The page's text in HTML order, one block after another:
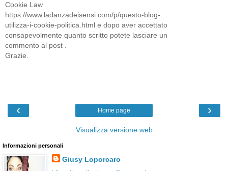
Cookie Law
https://www.ladanzadeisensi.com/p/questo-blog-
utilizza-i-cookie-politica.html e dopo aver accettato
consapevolmente quanto scritto potete lasciare un
commento al post .
Grazie.
‹ ›
Home page
Visualizza versione web
Informazioni personali
Giusy Loporcaro